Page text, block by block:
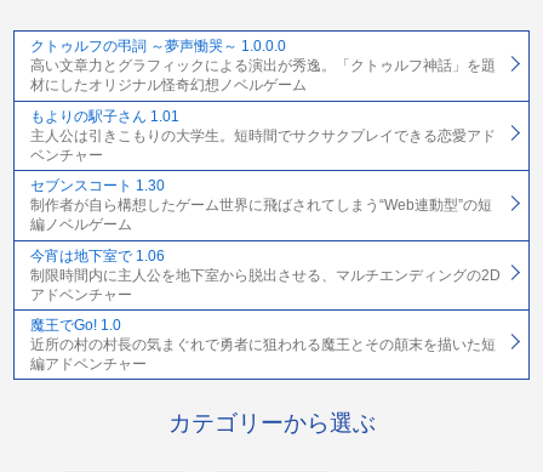
クトゥルフの弔詞 ～夢声慟哭～ 1.0.0.0
高い文章力とグラフィックによる演出が秀逸。「クトゥルフ神話」を題
材にしたオリジナル怪奇幻想ノベルゲーム
もよりの駅子さん 1.01
主人公は引きこもりの大学生。短時間でサクサクプレイできる恋愛アド
ベンチャー
セブンスコート 1.30
制作者が自ら構想したゲーム世界に飛ばされてしまう“Web連動型”の短
編ノベルゲーム
今宵は地下室で 1.06
制限時間内に主人公を地下室から脱出させる、マルチエンディングの2D
アドベンチャー
魔王でGo! 1.0
近所の村の村長の気まぐれで勇者に狙われる魔王とその顛末を描いた短
編アドベンチャー
カテゴリーから選ぶ